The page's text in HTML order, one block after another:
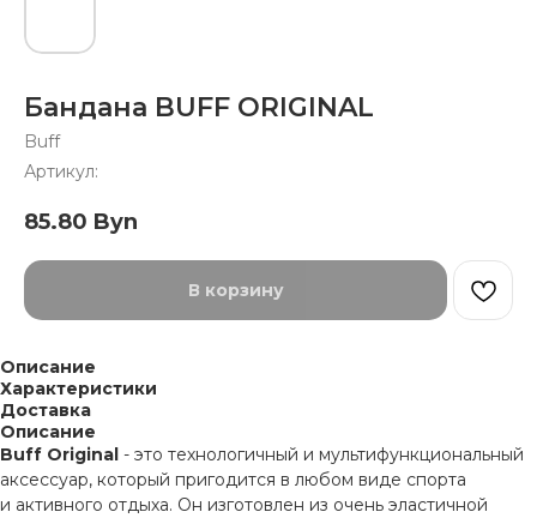
Бандана BUFF ORIGINAL
Buff
Артикул:
85.80 Byn
В корзину
Описание
Характеристики
Доставка
Описание
Buff Original - это технологичный и мультифункциональный
аксессуар, который пригодится в любом виде спорта
и активного отдыха. Он изготовлен из очень эластичной